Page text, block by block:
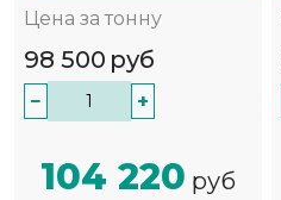
Цена за тонну
98 500 руб
− +
104 220 руб